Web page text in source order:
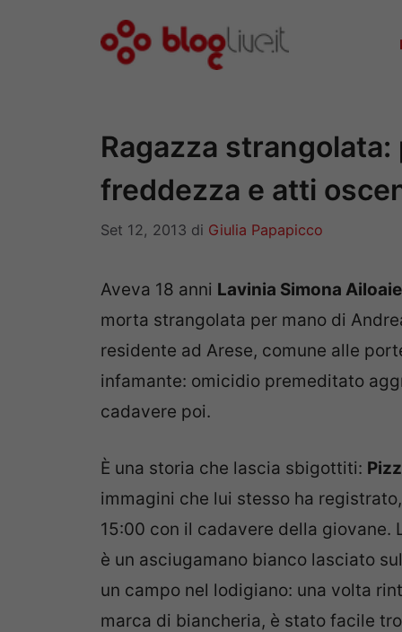
Ragazza
freddezza e atti
Set 12, 2013 di Giulia Papapicco
Aveva 18 anni Lavinia Simona
morta strangolata per mano di
residente ad Arese, comune alle
infamante: omicidio premeditato
cadavere poi.
È una storia che lascia sbigottiti:
immagini che lui stesso ha
15:00 con il cadavere della giovane.
è un asciugamano bianco lasciato
un campo nel lodigiano: una volta
marca di biancheria, è stato facile